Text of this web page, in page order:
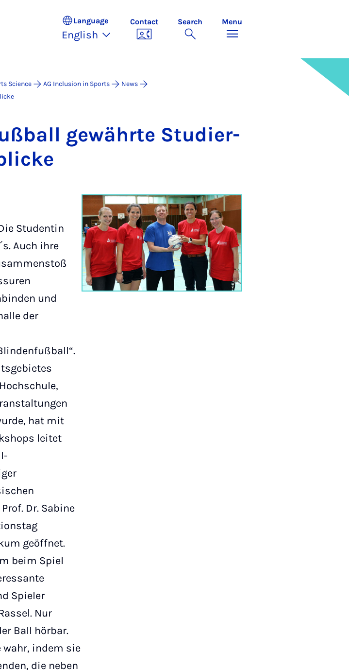
Language
English
Contact Search Menu
Science AG Inclusion in Sports
News
gewährte Stud­i­er­
Studentin
Auch ihre
und
der
hat mit
leitet
Dr. Sabine
geöffnet.
beim Spiel
Spieler
Nur
Ball hörbar.
wahr, indem sie
die neben